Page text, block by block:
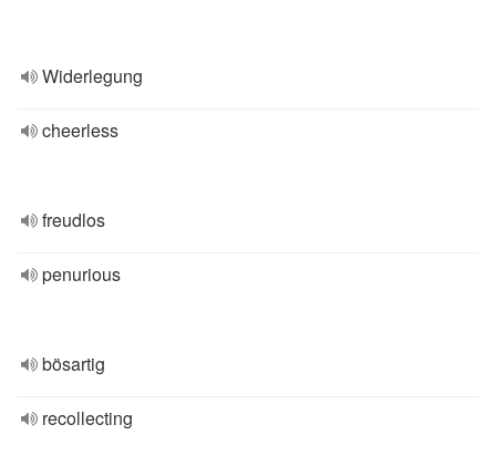
Widerlegung
cheerless
freudlos
penurious
bösartig
recollecting